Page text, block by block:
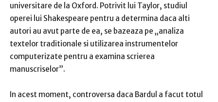
universitare de la Oxford. Potrivit lui Taylor, studiul
operei lui Shakespeare pentru a determina daca alti
autori au avut parte de ea, se bazeaza pe „analiza
textelor traditionale si utilizarea instrumentelor
computerizate pentru a examina scrierea
manuscriselor”.
In acest moment, controversa daca Bardul a facut totul